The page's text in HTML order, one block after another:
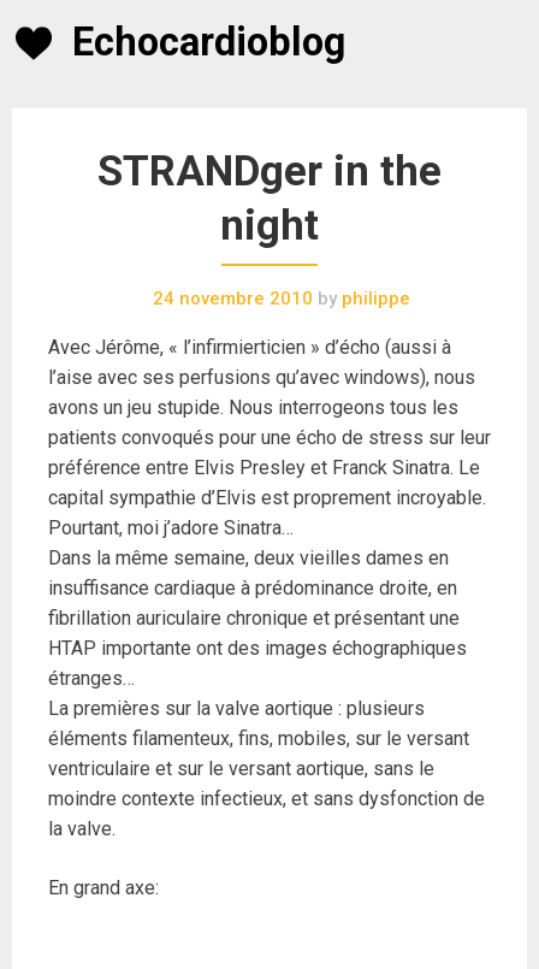
Echocardioblog
STRANDger in the
night
24 novembre 2010 by philippe
Avec Jérôme, « l’infirmierticien » d’écho (aussi à
l’aise avec ses perfusions qu’avec windows), nous
avons un jeu stupide. Nous interrogeons tous les
patients convoqués pour une écho de stress sur leur
préférence entre Elvis Presley et Franck Sinatra. Le
capital sympathie d’Elvis est proprement incroyable.
Pourtant, moi j’adore Sinatra…
Dans la même semaine, deux vieilles dames en
insuffisance cardiaque à prédominance droite, en
fibrillation auriculaire chronique et présentant une
HTAP importante ont des images échographiques
étranges…
La premières sur la valve aortique : plusieurs
éléments filamenteux, fins, mobiles, sur le versant
ventriculaire et sur le versant aortique, sans le
moindre contexte infectieux, et sans dysfonction de
la valve.
En grand axe: